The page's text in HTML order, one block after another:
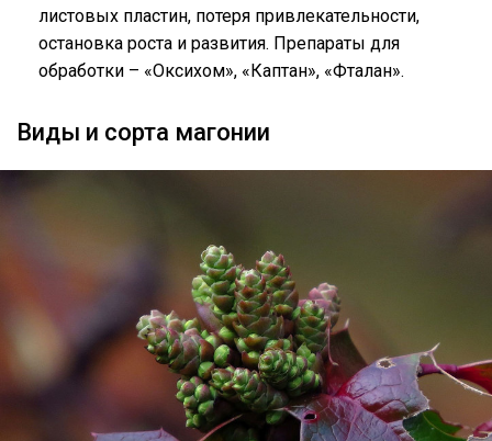
листовых пластин, потеря привлекательности,
остановка роста и развития. Препараты для
обработки – «Оксихом», «Каптан», «Фталан».
Виды и сорта магонии